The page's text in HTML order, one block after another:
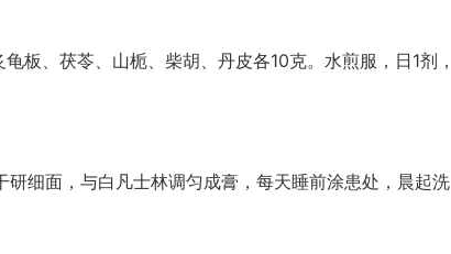
、茯苓、山栀、柴胡、丹皮各10克。水煎服，日1剂，
细面，与白凡士林调匀成膏，每天睡前涂患处，晨起洗